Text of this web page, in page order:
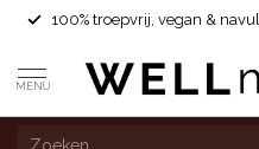
100% troepvrij, vegan &
MENU